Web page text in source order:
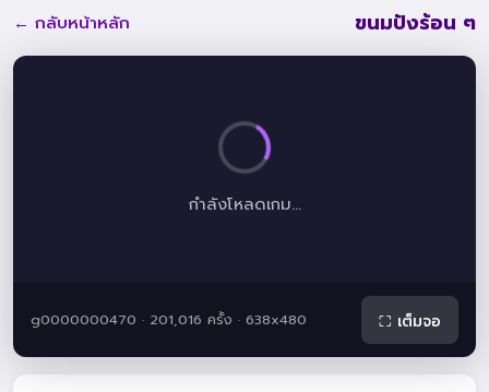
← กลับหน้าหลัก ขนมปังร้อน ๆ
กำลังโหลดเกม...
g0000000470 · 201,016 ครั้ง · 638x480 ⛶ เต็มจอ